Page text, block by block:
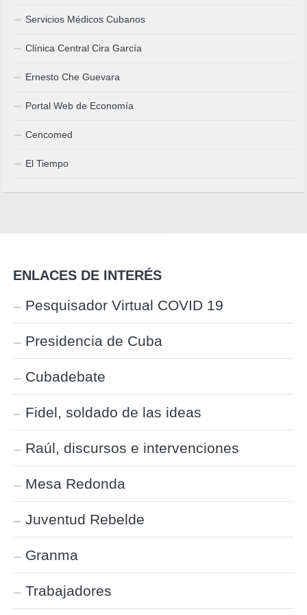
Servicios Médicos Cubanos
Clínica Central Cira García
Ernesto Che Guevara
Portal Web de Economía
Cencomed
El Tiempo
ENLACES DE INTERÉS
Pesquisador Virtual COVID 19
Presidencia de Cuba
Cubadebate
Fidel, soldado de las ideas
Raúl, discursos e intervenciones
Mesa Redonda
Juventud Rebelde
Granma
Trabajadores